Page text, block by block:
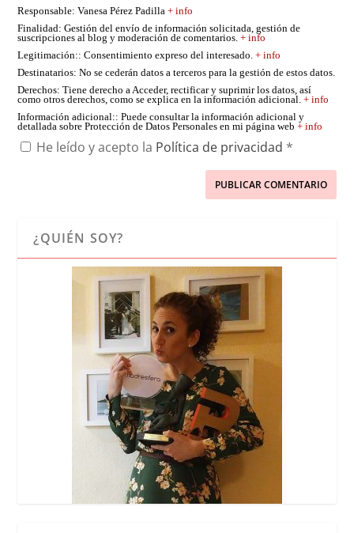
Responsable: Vanesa Pérez Padilla+ info
Finalidad: Gestión del envío de información solicitada, gestión de
suscripciones al blog y moderación de comentarios.+ info
Legitimación:: Consentimiento expreso del interesado.+ info
Destinatarios: No se cederán datos a terceros para la gestión de estos datos.
Derechos: Tiene derecho a Acceder, rectificar y suprimir los datos, así
como otros derechos, como se explica en la información adicional.+ info
Información adicional:: Puede consultar la información adicional y
detallada sobre Protección de Datos Personales en mi página web+ info
He leído y acepto la Política de privacidad *
¿QUIÉN SOY?